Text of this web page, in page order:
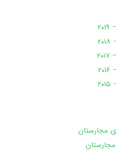
مجارستان